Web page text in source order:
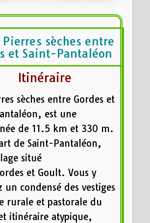
Pierres sèches entre
et Saint-Pantaléon
Itinéraire
sèches entre Gordes et
est une
de 11.5 km et 330 m.
de Saint-Pantaléon,
situé
et Goult. Vous y
un condensé des vestiges
rurale et pastorale du
itinéraire atypique,